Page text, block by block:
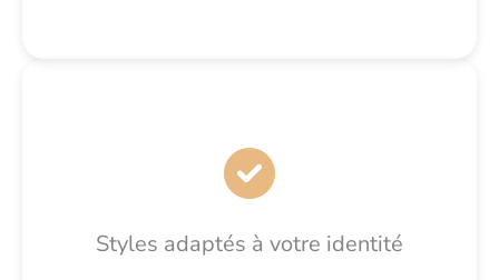
Styles adaptés à votre identité